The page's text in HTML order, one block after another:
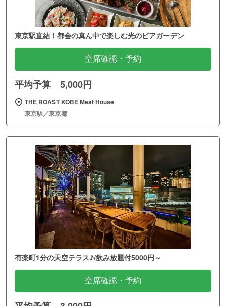
東京駅直結！都会の真ん中で楽しむ光のビアガーデン
空席確認・予約
平均予算 5,000円
THE ROAST KOBE Meat House
東京駅／東京都
有楽町1分の天空テラス♪/飲み放題付5000円～
空席確認・予約